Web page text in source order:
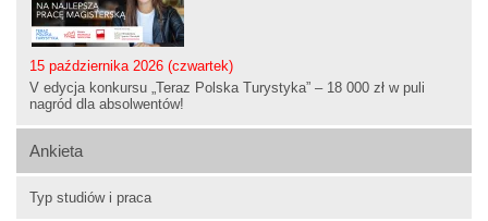
15 października 2026 (czwartek)
V edycja konkursu „Teraz Polska Turystyka” – 18 000 zł w puli
nagród dla absolwentów!
Ankieta
Typ studiów i praca